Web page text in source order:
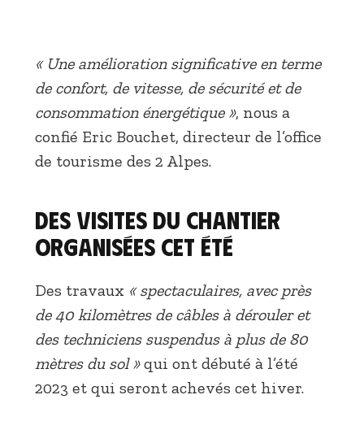
« Une amélioration significative en terme
de confort, de vitesse, de sécurité et de
consommation énergétique », nous a
confié Eric Bouchet, directeur de l’office
de tourisme des 2 Alpes.
Des visites du chantier
organisées cet été
Des travaux « spectaculaires, avec près
de 40 kilomètres de câbles à dérouler et
des techniciens suspendus à plus de 80
mètres du sol »qui ont débuté à l’été
2023 et qui seront achevés cet hiver.